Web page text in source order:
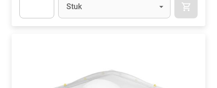
Stuk